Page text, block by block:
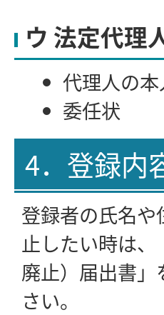
ウ 法定代理
代理人の
委任状
4．登録内
登録者の氏名
止したい時は
廃止）届出書
さい。